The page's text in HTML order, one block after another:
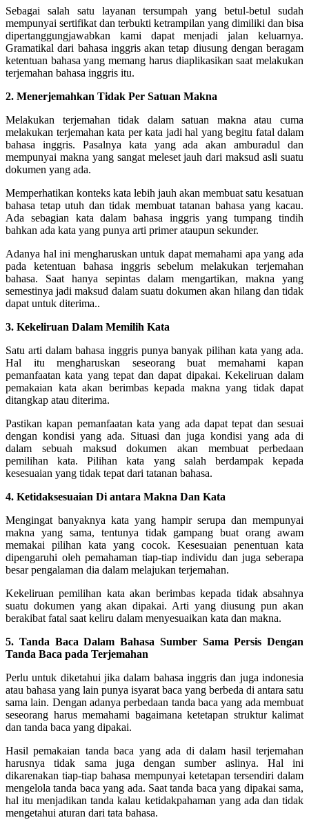
Sebagai salah satu layanan tersumpah yang betul-betul sudah
mempunyai sertifikat dan terbukti ketrampilan yang dimiliki dan bisa
dipertanggungjawabkan kami dapat menjadi jalan keluarnya.
Gramatikal dari bahasa inggris akan tetap diusung dengan beragam
ketentuan bahasa yang memang harus diaplikasikan saat melakukan
terjemahan bahasa inggris itu.
2. Menerjemahkan Tidak Per Satuan Makna
Melakukan terjemahan tidak dalam satuan makna atau cuma
melakukan terjemahan kata per kata jadi hal yang begitu fatal dalam
bahasa inggris. Pasalnya kata yang ada akan amburadul dan
mempunyai makna yang sangat meleset jauh dari maksud asli suatu
dokumen yang ada.
Memperhatikan konteks kata lebih jauh akan membuat satu kesatuan
bahasa tetap utuh dan tidak membuat tatanan bahasa yang kacau.
Ada sebagian kata dalam bahasa inggris yang tumpang tindih
bahkan ada kata yang punya arti primer ataupun sekunder.
Adanya hal ini mengharuskan untuk dapat memahami apa yang ada
pada ketentuan bahasa inggris sebelum melakukan terjemahan
bahasa. Saat hanya sepintas dalam mengartikan, makna yang
semestinya jadi maksud dalam suatu dokumen akan hilang dan tidak
dapat untuk diterima..
3. Kekeliruan Dalam Memilih Kata
Satu arti dalam bahasa inggris punya banyak pilihan kata yang ada.
Hal itu mengharuskan seseorang buat memahami kapan
pemanfaatan kata yang tepat dan dapat dipakai. Kekeliruan dalam
pemakaian kata akan berimbas kepada makna yang tidak dapat
ditangkap atau diterima.
Pastikan kapan pemanfaatan kata yang ada dapat tepat dan sesuai
dengan kondisi yang ada. Situasi dan juga kondisi yang ada di
dalam sebuah maksud dokumen akan membuat perbedaan
pemilihan kata. Pilihan kata yang salah berdampak kepada
kesesuaian yang tidak tepat dari tatanan bahasa.
4. Ketidaksesuaian Di antara Makna Dan Kata
Mengingat banyaknya kata yang hampir serupa dan mempunyai
makna yang sama, tentunya tidak gampang buat orang awam
memakai pilihan kata yang cocok. Kesesuaian penentuan kata
dipengaruhi oleh pemahaman tiap-tiap individu dan juga seberapa
besar pengalaman dia dalam melajukan terjemahan.
Kekeliruan pemilihan kata akan berimbas kepada tidak absahnya
suatu dokumen yang akan dipakai. Arti yang diusung pun akan
berakibat fatal saat keliru dalam menyesuaikan kata dan makna.
5. Tanda Baca Dalam Bahasa Sumber Sama Persis Dengan
Tanda Baca pada Terjemahan
Perlu untuk diketahui jika dalam bahasa inggris dan juga indonesia
atau bahasa yang lain punya isyarat baca yang berbeda di antara satu
sama lain. Dengan adanya perbedaan tanda baca yang ada membuat
seseorang harus memahami bagaimana ketetapan struktur kalimat
dan tanda baca yang dipakai.
Hasil pemakaian tanda baca yang ada di dalam hasil terjemahan
harusnya tidak sama juga dengan sumber aslinya. Hal ini
dikarenakan tiap-tiap bahasa mempunyai ketetapan tersendiri dalam
mengelola tanda baca yang ada. Saat tanda baca yang dipakai sama,
hal itu menjadikan tanda kalau ketidakpahaman yang ada dan tidak
mengetahui aturan dari tata bahasa.